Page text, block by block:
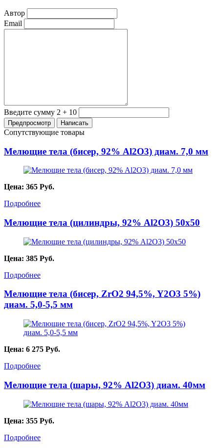
Автор
Email
Введите сумму 2 + 10
Сопутствующие товары
Мелющие тела (бисер, 92% Al2O3) диам. 7,0 мм
Цена: 365 Руб.
Подробнее
Мелющие тела (цилиндры, 92% Al2O3) 50х50
Цена: 385 Руб.
Подробнее
Мелющие тела (бисер, ZrO2 94,5%, Y2O3 5%)
диам. 5,0-5,5 мм
Цена: 6 275 Руб.
Подробнее
Мелющие тела (шары, 92% Al2O3) диам. 40мм
Цена: 355 Руб.
Подробнее